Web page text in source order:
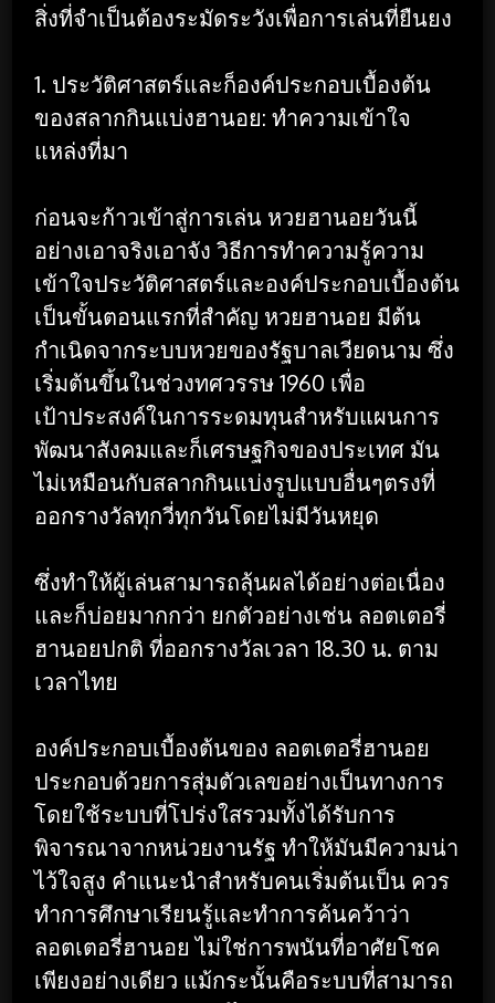
สิ่งที่จำเป็นต้องระมัดระวังเพื่อการเล่นที่ยืนยง
1. ประวัติศาสตร์และก็องค์ประกอบเบื้องต้น
ของสลากกินแบ่งฮานอย: ทำความเข้าใจ
แหล่งที่มา
ก่อนจะก้าวเข้าสู่การเล่น หวยฮานอยวันนี้
อย่างเอาจริงเอาจัง วิธีการทำความรู้ความ
เข้าใจประวัติศาสตร์และองค์ประกอบเบื้องต้น
เป็นขั้นตอนแรกที่สำคัญ หวยฮานอย มีต้น
กำเนิดจากระบบหวยของรัฐบาลเวียดนาม ซึ่ง
เริ่มต้นขึ้นในช่วงทศวรรษ 1960 เพื่อ
เป้าประสงค์ในการระดมทุนสำหรับแผนการ
พัฒนาสังคมและก็เศรษฐกิจของประเทศ มัน
ไม่เหมือนกับสลากกินแบ่งรูปแบบอื่นๆตรงที่
ออกรางวัลทุกวี่ทุกวันโดยไม่มีวันหยุด
ซึ่งทำให้ผู้เล่นสามารถลุ้นผลได้อย่างต่อเนื่อง
และก็บ่อยมากกว่า ยกตัวอย่างเช่น ลอตเตอรี่
ฮานอยปกติ ที่ออกรางวัลเวลา 18.30 น. ตาม
เวลาไทย
องค์ประกอบเบื้องต้นของ ลอตเตอรี่ฮานอย
ประกอบด้วยการสุ่มตัวเลขอย่างเป็นทางการ
โดยใช้ระบบที่โปร่งใสรวมทั้งได้รับการ
พิจารณาจากหน่วยงานรัฐ ทำให้มันมีความน่า
ไว้ใจสูง คำแนะนำสำหรับคนเริ่มต้นเป็น ควร
ทำการศึกษาเรียนรู้และทำการค้นคว้าว่า
ลอตเตอรี่ฮานอย ไม่ใช่การพนันที่อาศัยโชค
เพียงอย่างเดียว แม้กระนั้นคือระบบที่สามารถ